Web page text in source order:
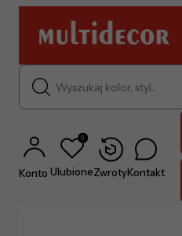
Wyszukaj kolor, styl...
Konto
0
UlubioneZwrotyKontakt